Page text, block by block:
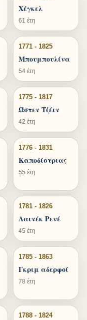
Χέγκελ
61 έτη
1771 - 1825
Μπουμπουλίνα
54 έτη
1775 - 1817
Ώστεν Τζέιν
42 έτη
1776 - 1831
Καποδίστριας
55 έτη
1781 - 1826
Λαινέκ Ρενέ
45 έτη
1785 - 1863
Γκριμ αδερφοί
78 έτη
1788 - 1824